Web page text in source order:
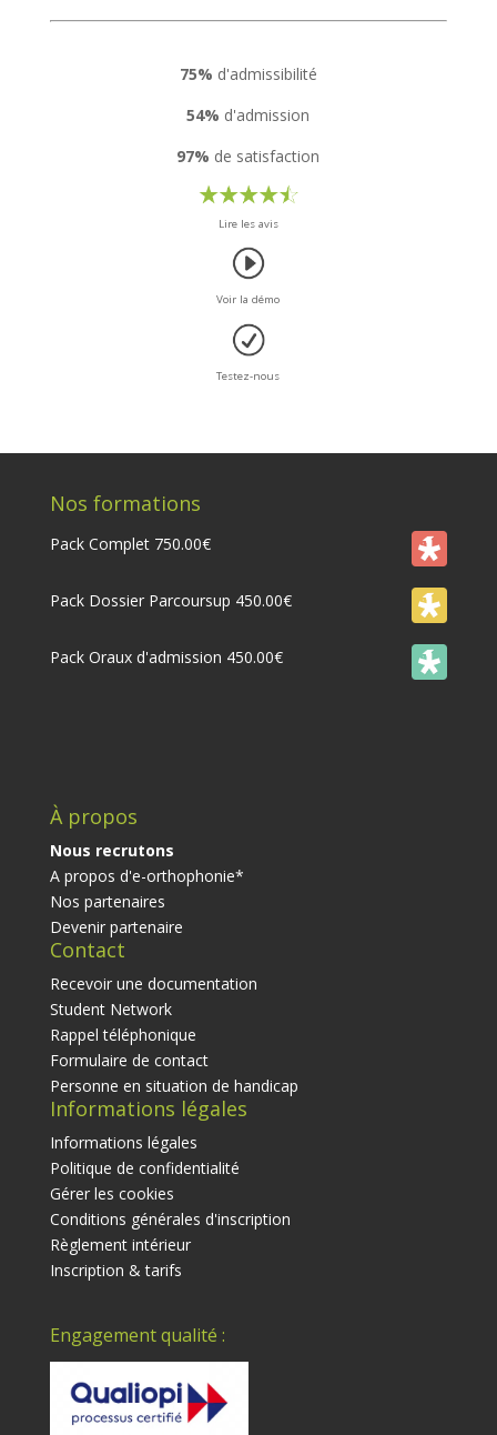
75% d'admissibilité
54% d'admission
97% de satisfaction
Lire les avis
Voir la démo
Testez-nous
Nos formations
Pack Complet 750.00€
Pack Dossier Parcoursup 450.00€
Pack Oraux d'admission 450.00€
À propos
Nous recrutons
A propos d'e-orthophonie*
Nos partenaires
Devenir partenaire
Contact
Recevoir une documentation
Student Network
Rappel téléphonique
Formulaire de contact
Personne en situation de handicap
Informations légales
Informations légales
Politique de confidentialité
Gérer les cookies
Conditions générales d'inscription
Règlement intérieur
Inscription & tarifs
Engagement qualité :